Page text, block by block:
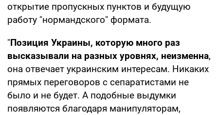
открытие пропускных пунктов и будущую
работу "нормандского" формата.
"Позиция Украины, которую много раз
высказывали на разных уровнях, неизменна,
она отвечает украинским интересам. Никаких
прямых переговоров с сепаратистами не
было и не будет. А подобные выдумки
появляются благодаря манипуляторам,